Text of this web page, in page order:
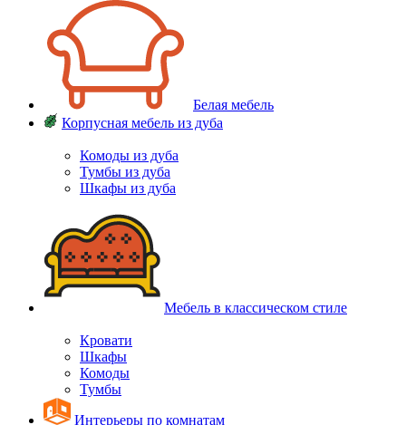
Белая мебель
Корпусная мебель из дуба
Комоды из дуба
Тумбы из дуба
Шкафы из дуба
Мебель в классическом стиле
Кровати
Шкафы
Комоды
Тумбы
Интерьеры по комнатам